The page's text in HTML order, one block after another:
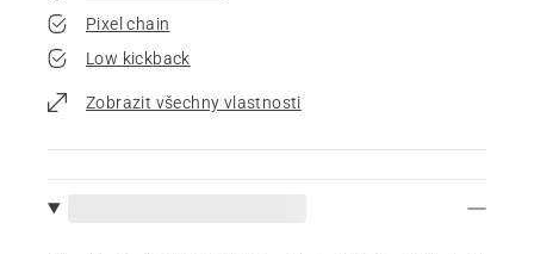
Pixel chain
Low kickback
Zobrazit všechny vlastnosti